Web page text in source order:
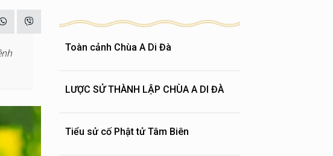
Toàn cảnh Chùa A Di Đà
LƯỢC SỬ THÀNH LẬP CHÙA A DI ĐÀ
Tiểu sử cố Phật tử Tâm Biên